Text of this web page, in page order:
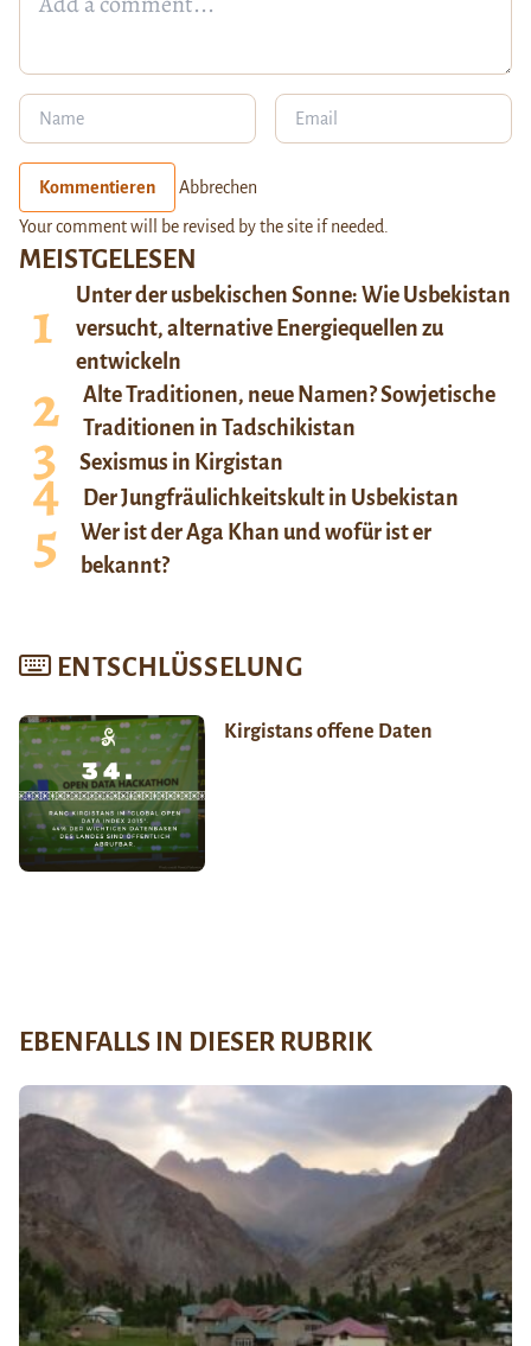
MEISTGELESEN
Unter der usbekischen Sonne: Wie Usbekistan
versucht, alternative Energiequellen zu
entwickeln
Alte Traditionen, neue Namen? Sowjetische
Traditionen in Tadschikistan
Sexismus in Kirgistan
Der Jungfräulichkeitskult in Usbekistan
Wer ist der Aga Khan und wofür ist er
bekannt?
ENTSCHLÜSSELUNG
Kirgistans offene Daten
Kommentieren Abbrechen
Your comment will be revised by the site if needed.
EBENFALLS IN DIESER RUBRIK